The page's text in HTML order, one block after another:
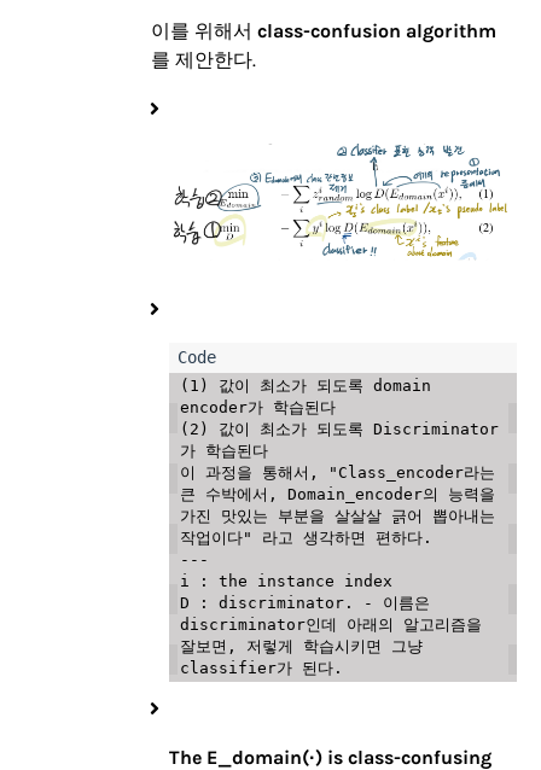
이를 위해서 class-confusion algorithm
를 제안한다.
(1) 값이 최소가 되도록 domain
encoder가 학습된다
(2) 값이 최소가 되도록 Discriminator
가 학습된다
이 과정을 통해서, "Class_encoder라는
큰 수박에서, Domain_encoder의 능력을
가진 맛있는 부분을 살살살 긁어 뽑아내는
작업이다" 라고 생각하면 편하다.
---
i : the instance index
D : discriminator. - 이름은
discriminator인데 아래의 알고리즘을
잘보면, 저렇게 학습시키면 그냥
The E_domain(·) is class-confusing